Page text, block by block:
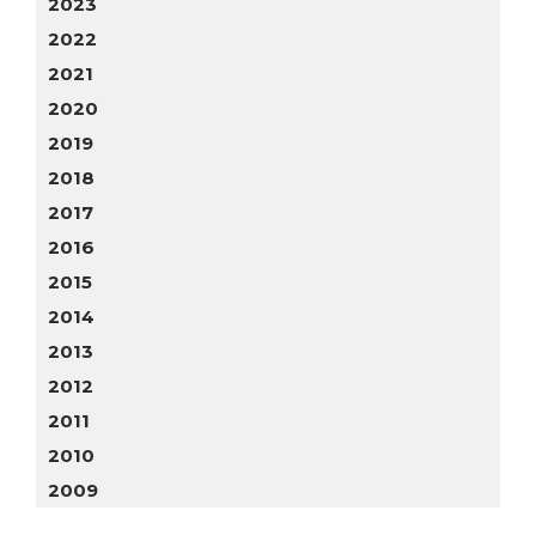
2022
2021
2020
2019
2018
2017
2016
2015
2014
2013
2012
2011
2010
2009